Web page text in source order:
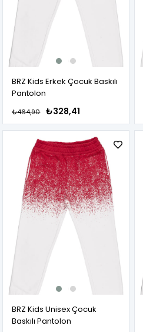
BRZ Kids Erkek Çocuk Baskılı
Pantolon
₺328,41
₺464,90
BRZ Kids Unisex Çocuk
Baskılı Pantolon